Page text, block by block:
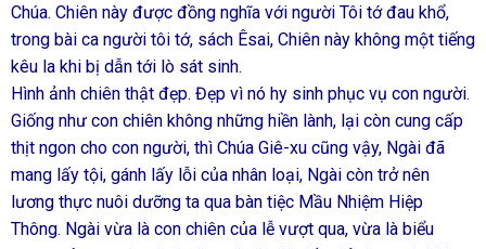
Chúa. Chiên này được đồng nghĩa với người Tôi tớ đau khổ,
trong bài ca người tôi tớ, sách Êsai, Chiên này không một tiếng
kêu la khi bị dẫn tới lò sát sinh.
Hình ảnh chiên thật đẹp. Đẹp vì nó hy sinh phục vụ con người.
Giống như con chiên không những hiền lành, lại còn cung cấp
thịt ngon cho con người, thì Chúa Giê-xu cũng vậy, Ngài đã
mang lấy tội, gánh lấy lỗi của nhân loại, Ngài còn trở nên
lương thực nuôi dưỡng ta qua bàn tiệc Mầu Nhiệm Hiệp
Thông. Ngài vừa là con chiên của lễ vượt qua, vừa là biểu